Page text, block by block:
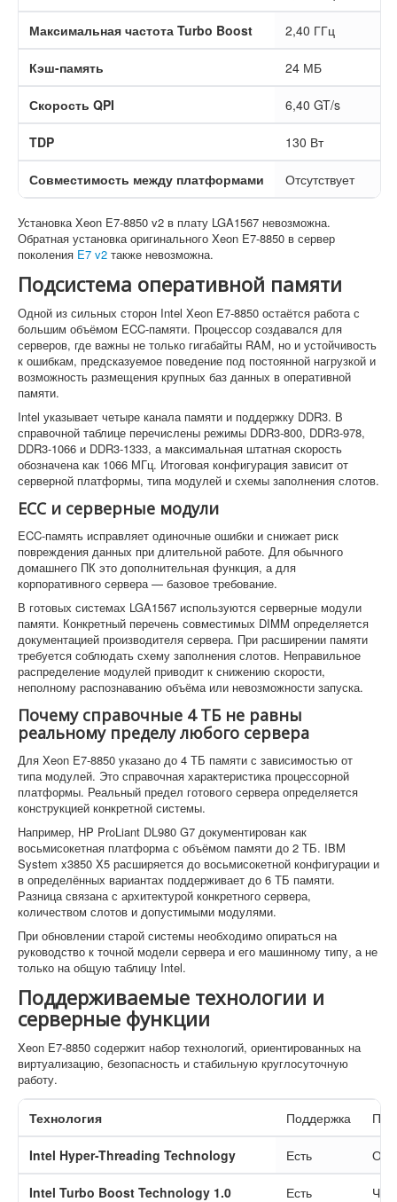
Максимальная частота Turbo Boost 2,40 ГГц
Кэш-память 24 МБ
Скорость QPI 6,40 GT/s
TDP 130 Вт
Совместимость между платформами Отсутствует
Установка Xeon E7-8850 v2 в плату LGA1567 невозможна.
Обратная установка оригинального Xeon E7-8850 в сервер
поколения E7 v2 также невозможна.
Подсистема оперативной памяти
Одной из сильных сторон Intel Xeon E7-8850 остаётся работа с
большим объёмом ECC-памяти. Процессор создавался для
серверов, где важны не только гигабайты RAM, но и устойчивость
к ошибкам, предсказуемое поведение под постоянной нагрузкой и
возможность размещения крупных баз данных в оперативной
памяти.
Intel указывает четыре канала памяти и поддержку DDR3. В
справочной таблице перечислены режимы DDR3-800, DDR3-978,
DDR3-1066 и DDR3-1333, а максимальная штатная скорость
обозначена как 1066 МГц. Итоговая конфигурация зависит от
серверной платформы, типа модулей и схемы заполнения слотов.
ECC и серверные модули
ECC-память исправляет одиночные ошибки и снижает риск
повреждения данных при длительной работе. Для обычного
домашнего ПК это дополнительная функция, а для
корпоративного сервера — базовое требование.
В готовых системах LGA1567 используются серверные модули
памяти. Конкретный перечень совместимых DIMM определяется
документацией производителя сервера. При расширении памяти
требуется соблюдать схему заполнения слотов. Неправильное
распределение модулей приводит к снижению скорости,
неполному распознаванию объёма или невозможности запуска.
Почему справочные 4 ТБ не равны
реальному пределу любого сервера
Для Xeon E7-8850 указано до 4 ТБ памяти с зависимостью от
типа модулей. Это справочная характеристика процессорной
платформы. Реальный предел готового сервера определяется
конструкцией конкретной системы.
Например, HP ProLiant DL980 G7 документирован как
восьмисокетная платформа с объёмом памяти до 2 ТБ. IBM
System x3850 X5 расширяется до восьмисокетной конфигурации и
в определённых вариантах поддерживает до 6 ТБ памяти.
Разница связана с архитектурой конкретного сервера,
количеством слотов и допустимыми модулями.
При обновлении старой системы необходимо опираться на
руководство к точной модели сервера и его машинному типу, а не
только на общую таблицу Intel.
Поддерживаемые технологии и
серверные функции
Xeon E7-8850 содержит набор технологий, ориентированных на
виртуализацию, безопасность и стабильную круглосуточную
работу.
Технология Поддержка
Intel Hyper-Threading Technology Есть
Intel Turbo Boost Technology 1.0 Есть